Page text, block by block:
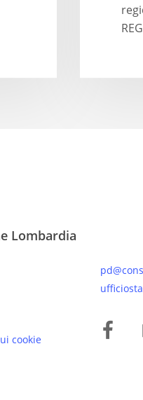
Lombardia
cookie